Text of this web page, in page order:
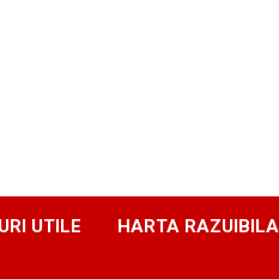
UTILE HARTA RAZUIBILA